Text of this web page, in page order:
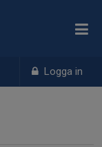
Logga in